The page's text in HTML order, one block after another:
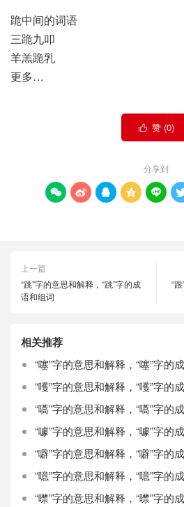
跪中间的词语
三跪九叩
羊羔跪乳
更多…
 赞 (0)
分享到
    
上一篇
“跳”字的意思和解释，“跳”字的成
语和组词
“
相关推荐
“噻”字的意思和解释，“噻”字的
“嚄”字的意思和解释，“嚄”字的
“嚆”字的意思和解释，“嚆”字的
“噱”字的意思和解释，“噱”字的
“噼”字的意思和解释，“噼”字的
“噫”字的意思和解释，“噫”字的
“噤”字的意思和解释，“噤”字的